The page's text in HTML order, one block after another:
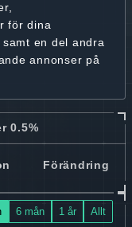
för dina
en del andra
annonser på
0.5%
Förändring
6 mån 1 år Allt